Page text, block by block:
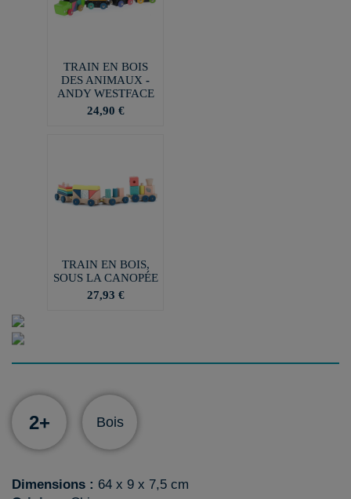
TRAIN EN BOIS
DES ANIMAUX -
ANDY WESTFACE
24,90 €
TRAIN EN BOIS,
SOUS LA CANOPÉE
27,93 €
2+ Bois
Dimensions : 64 x 9 x 7,5 cm